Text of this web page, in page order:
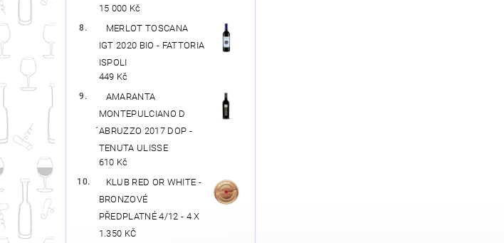
15 000 Kč
MERLOT TOSCANA
IGT 2020 BIO - FATTORIA
ISPOLI
449 Kč
AMARANTA
MONTEPULCIANO D
́ABRUZZO 2017 DOP -
TENUTA ULISSE
610 Kč
KLUB RED OR WHITE -
BRONZOVÉ
PŘEDPLATNÉ 4/12 - 4 X
1.350 KČ